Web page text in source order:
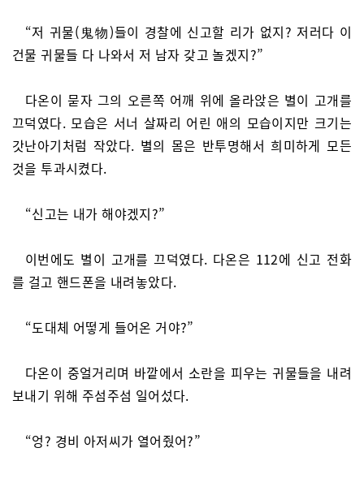
“저 귀물(鬼物)들이 경찰에 신고할 리가 없지? 저러다 이
건물 귀물들 다 나와서 저 남자 갖고 놀겠지?”
다온이 묻자 그의 오른쪽 어깨 위에 올라앉은 별이 고개를
끄덕였다. 모습은 서너 살짜리 어린 애의 모습이지만 크기는
갓난아기처럼 작았다. 별의 몸은 반투명해서 희미하게 모든
것을 투과시켰다.
“신고는 내가 해야겠지?”
이번에도 별이 고개를 끄덕였다. 다온은 112에 신고 전화
를 걸고 핸드폰을 내려놓았다.
“도대체 어떻게 들어온 거야?”
다온이 중얼거리며 바깥에서 소란을 피우는 귀물들을 내려
보내기 위해 주섬주섬 일어섰다.
“엉? 경비 아저씨가 열어줬어?”